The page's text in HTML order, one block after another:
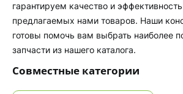
гарантируем качество и
предлагаемых нами товаров. Наши
готовы помочь вам выбрать наиболее
запчасти из нашего каталога.
Совместные категории